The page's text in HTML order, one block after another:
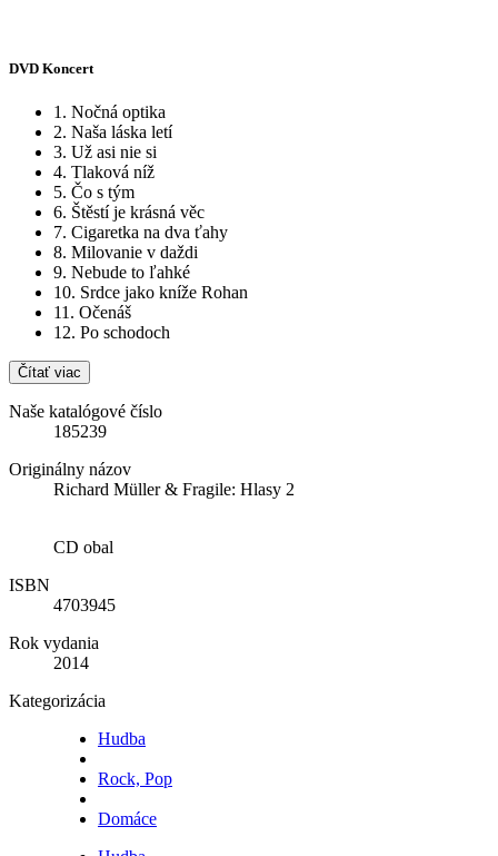
DVD Koncert
1. Nočná optika
2. Naša láska letí
3. Už asi nie si
4. Tlaková níž
5. Čo s tým
6. Štěstí je krásná věc
7. Cigaretka na dva ťahy
8. Milovanie v daždi
9. Nebude to ľahké
10. Srdce jako kníže Rohan
11. Očenáš
12. Po schodoch
Čítať viac
Naše katalógové číslo
185239
Originálny názov
Richard Müller & Fragile: Hlasy 2
CD obal
ISBN
4703945
Rok vydania
2014
Kategorizácia
Hudba
Rock, Pop
Domáce